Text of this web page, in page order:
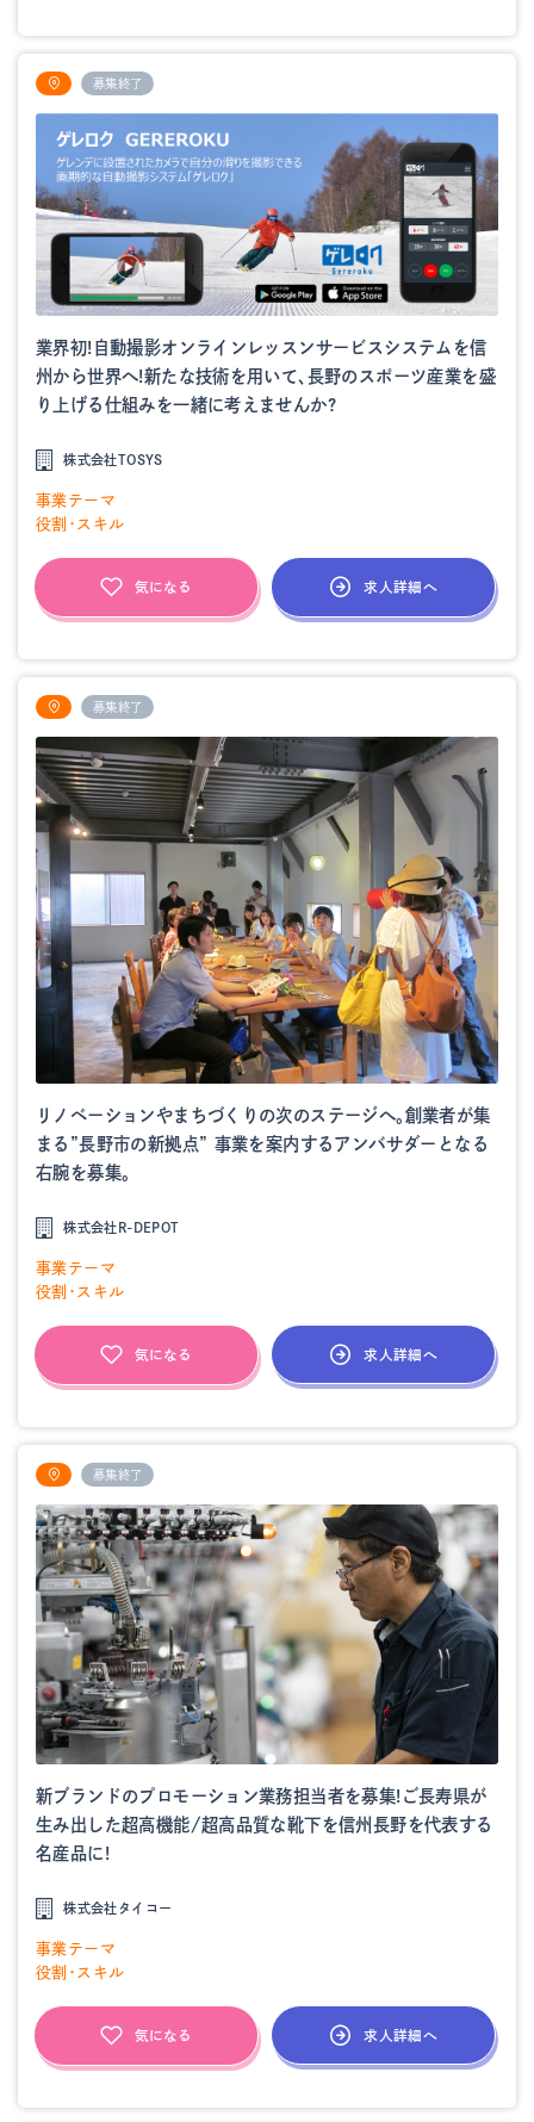
募集終了
業界初!自動撮影オンラインレッスンサービスシステムを信
州から世界へ!新たな技術を用いて、長野のスポーツ産業を盛
り上げる仕組みを一緒に考えませんか?
株式会社TOSYS
事業テーマ
役割・スキル
気になる 求人詳細へ
募集終了
リノベーションやまちづくりの次のステージへ。創業者が集
まる”長野市の新拠点” 事業を案内するアンバサダーとなる
右腕を募集。
株式会社R-DEPOT
事業テーマ
役割・スキル
気になる 求人詳細へ
募集終了
新ブランドのプロモーション業務担当者を募集!ご長寿県が
生み出した超高機能/超高品質な靴下を信州長野を代表する
名産品に!
株式会社タイコー
事業テーマ
役割・スキル
気になる 求人詳細へ